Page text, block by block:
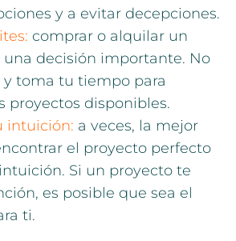
y a evitar decepciones.
comprar o alquilar un
decisión importante. No
toma tu tiempo para
proyectos disponibles.
intuición: a veces, la mejor
el proyecto perfecto
Si un proyecto te
es posible que sea el
ti.